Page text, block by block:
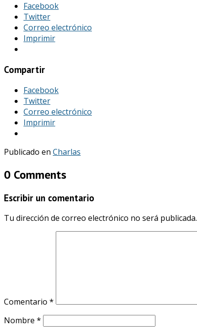
Facebook
Twitter
Correo electrónico
Imprimir
Compartir
Facebook
Twitter
Correo electrónico
Imprimir
Publicado en Charlas
0 Comments
Escribir un comentario
Tu dirección de correo electrónico no será publicada.
Comentario *
Nombre *